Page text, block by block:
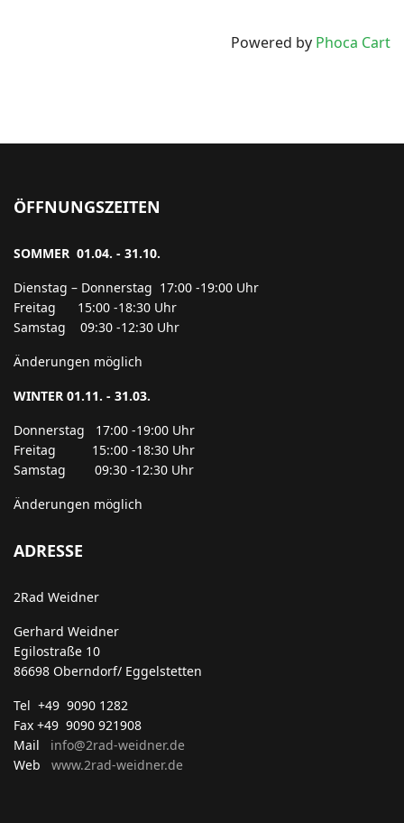
Powered by Phoca Cart
ÖFFNUNGSZEITEN
SOMMER 01.04. - 31.10.
Dienstag – Donnerstag 17:00 -19:00 Uhr
Freitag 15:00 -18:30 Uhr
Samstag 09:30 -12:30 Uhr
Änderungen möglich
WINTER 01.11. - 31.03.
Donnerstag 17:00 -19:00 Uhr
Freitag 15::00 -18:30 Uhr
Samstag 09:30 -12:30 Uhr
Änderungen möglich
ADRESSE
2Rad Weidner
Gerhard Weidner
Egilostraße 10
86698 Oberndorf/ Eggelstetten
Tel +49 9090 1282
Fax +49 9090 921908
Mail info@2rad-weidner.de
Web
www.2rad-weidner.de